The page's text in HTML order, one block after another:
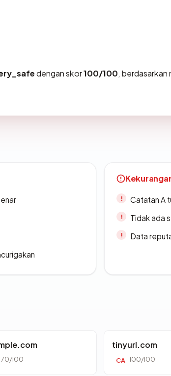
dengan skor100/100, berdasarkan
Catatan A
Tidak ada
Data
70/100
tinyurl.com
CA 100/100